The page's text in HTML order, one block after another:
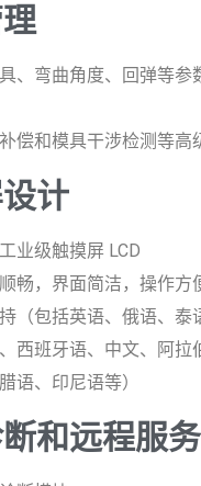
、弯曲角度、回弹等参
偿和模具干涉检测等高
计
业级触摸屏 LCD
畅，界面简洁，操作方
（包括英语、俄语、泰
西班牙语、中文、阿拉
语、印尼语等）
和远程服务